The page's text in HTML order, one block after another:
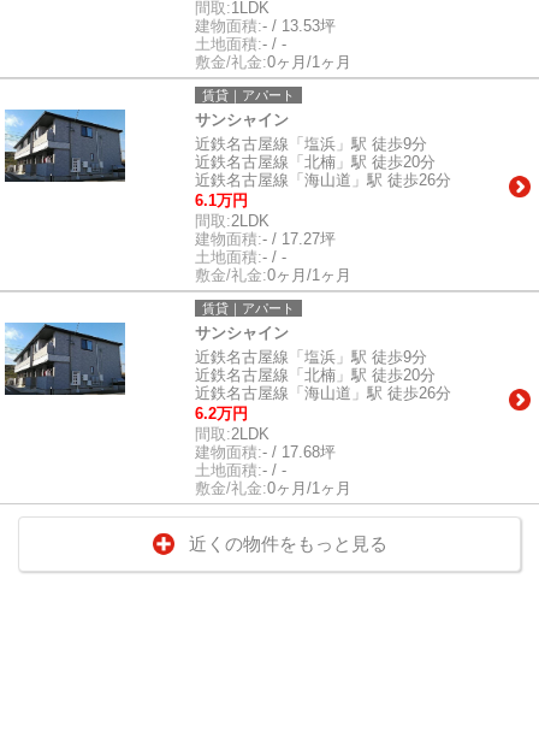
間取:1LDK
建物面積:- / 13.53坪
土地面積:- / -
敷金/礼金:0ヶ月/1ヶ月
賃貸｜アパート
サンシャイン
近鉄名古屋線「塩浜」駅 徒歩9分
近鉄名古屋線「北楠」駅 徒歩20分
近鉄名古屋線「海山道」駅 徒歩26分
6.1万円
間取:2LDK
建物面積:- / 17.27坪
土地面積:- / -
敷金/礼金:0ヶ月/1ヶ月
賃貸｜アパート
サンシャイン
近鉄名古屋線「塩浜」駅 徒歩9分
近鉄名古屋線「北楠」駅 徒歩20分
近鉄名古屋線「海山道」駅 徒歩26分
6.2万円
間取:2LDK
建物面積:- / 17.68坪
土地面積:- / -
敷金/礼金:0ヶ月/1ヶ月
近くの物件をもっと見る